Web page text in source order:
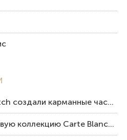
Audemars Piguet и Swatch создали карманные часы в эстетике Royal Oak и Pop Art
Boucheron посвятил новую коллекцию Carte Blanche Human Being человеку и силе мастерства